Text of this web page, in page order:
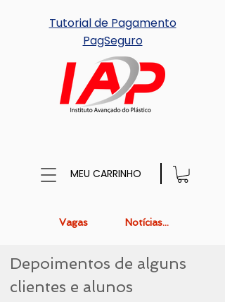
Vagas Notícias...
MEU CARRINHO
Tutorial de Pagamento
PagSeguro
Depoimentos de alguns
clientes e alunos